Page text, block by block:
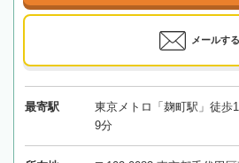
メールする
最寄駅
東京メトロ「麹町駅」徒歩
9分